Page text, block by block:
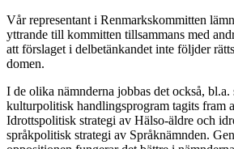
Vår representant i Renmarkskommitten
yttrande till kommitten tillsammans med
att förslaget i delbetänkandet inte följder
domen.
I de olika nämnderna jobbas det också, bl.a.
kulturpolitisk handlingsprogram tagits fram
Idrottspolitisk strategi av Hälso-äldre och
språkpolitisk strategi av Språknämnden.